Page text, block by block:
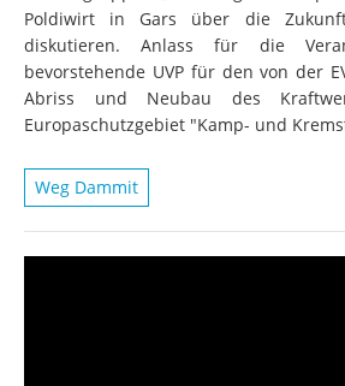
Poldiwirt in Gars über die
diskutieren. Anlass für die
bevorstehende UVP für den von der
Abriss und Neubau des
Europaschutzgebiet "Kamp- und
Weg Dammit